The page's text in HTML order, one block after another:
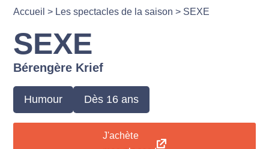
Accueil > Les spectacles de la saison > SEXE
SEXE
Bérengère Krief
Humour Dès 16 ans
J'achète